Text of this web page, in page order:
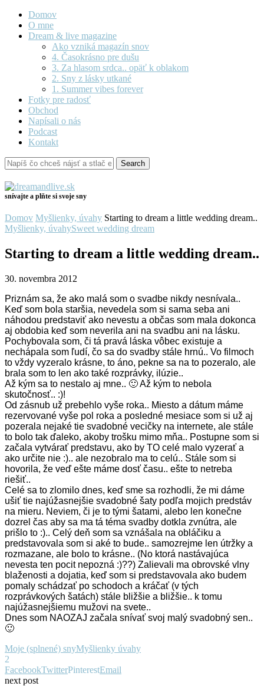
Domov
O mne
Dream & live magazine
Ako vzniká magazín snov
4. Časokrásno pre dušu
3. Za hlasom srdca.. opäť k oblakom
2. Sny z lásky utkané
1. Summer vibes forever
Fotky pre radosť
Obchod
Napísali o nás
Podcast
Kontakt
snívajte a plňte si svoje sny
Domov Myšlienky, úvahy Starting to dream a little wedding dream..
Myšlienky, úvahySweet wedding dream
Starting to dream a little wedding dream..
30. novembra 2012
Priznám sa, že ako malá som o svadbe nikdy nesnívala..
Keď som bola staršia, nevedela som si sama seba ani
náhodou predstaviť ako nevestu a občas som mala dokonca
aj obdobia keď som neverila ani na svadbu ani na lásku.
Pochybovala som, či tá pravá láska vôbec existuje a
nechápala som ľudí, čo sa do svadby stále hrnú.. Vo filmoch
to vždy vyzeralo krásne, to áno, pekne sa na to pozeralo, ale
brala som to len ako také rozprávky, ilúzie..
Až kým sa to nestalo aj mne.. 🙂 Až kým to nebola
skutočnosť.. :)!
Od zásnub už prebehlo vyše roka.. Miesto a dátum máme
rezervované vyše pol roka a posledné mesiace som si už aj
pozerala nejaké tie svadobné vecičky na internete, ale stále
to bolo tak ďaleko, akoby trošku mimo mňa.. Postupne som si
začala vytvárať predstavu, ako by TO celé malo vyzerať a
ako určite nie :).. ale nezobralo ma to celú.. Stále som si
hovorila, že veď ešte máme dosť času.. ešte to netreba
riešiť..
Celé sa to zlomilo dnes, keď sme sa rozhodli, že mi dáme
ušiť tie najúžasnejšie svadobné šaty podľa mojich predstáv
na mieru. Neviem, či je to tými šatami, alebo len konečne
dozrel čas aby sa ma tá téma svadby dotkla zvnútra, ale
prišlo to :).. Celý deň som sa vznášala na obláčiku a
predstavovala som si aké to bude.. samozrejme len útržky a
rozmazane, ale bolo to krásne.. (No ktorá nastávajúca
nevesta ten pocit nepozná :)??) Zalievali ma obrovské vlny
blaženosti a dojatia, keď som si predstavovala ako budem
pomaly schádzať po schodoch a kráčať (v tých
rozprávkových šatách) stále bližšie a bližšie.. k tomu
najúžasnejšiemu mužovi na svete..
Dnes som NAOZAJ začala snívať svoj malý svadobný sen..
🙂
Moje (splnené) snyMyšlienky úvahy
2
FacebookTwitterPinterestEmail
next post